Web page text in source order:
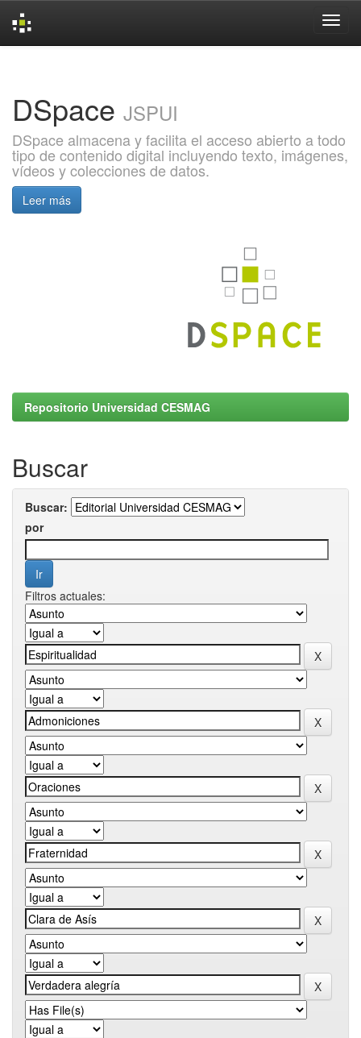
DSpace JSPUI
DSpace almacena y facilita el acceso abierto a todo
tipo de contenido digital incluyendo texto, imágenes,
vídeos y colecciones de datos.
Leer más
Repositorio Universidad CESMAG
Buscar
Buscar:
por
Filtros actuales: